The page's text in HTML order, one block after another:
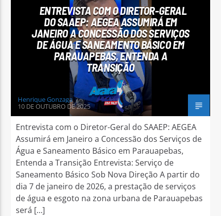
Arara Azul FM
ENTREVISTA COM O DIRETOR-GERAL
DO SAAEP: AEGEA ASSUMIRÁ EM
JANEIRO A CONCESSÃO DOS SERVIÇOS
DE ÁGUA E SANEAMENTO BÁSICO EM
PARAUAPEBAS, ENTENDA A
TRANSIÇÃO
Henrique Gonzaga
10 DE OUTUBRO DE 2025
Entrevista com o Diretor-Geral do SAAEP: AEGEA
Assumirá em Janeiro a Concessão dos Serviços de
Água e Saneamento Básico em Parauapebas,
Entenda a Transição Entrevista: Serviço de
Saneamento Básico Sob Nova Direção A partir do
dia 7 de janeiro de 2026, a prestação de serviços
de água e esgoto na zona urbana de Parauapebas
será […]